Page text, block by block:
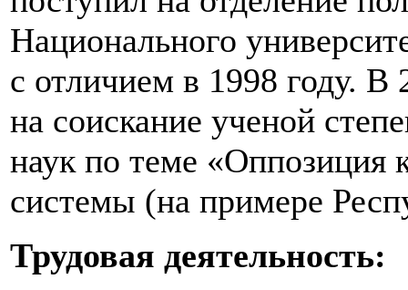
Национального
с отличием в 1998 году. В
на соискание ученой
наук по теме «Оппозиция
системы (на примере
Трудовая деятельность: